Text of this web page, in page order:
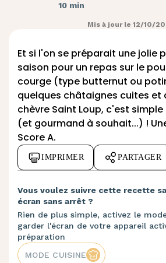
10 min
Mis à jour le 12/10/
Et si l'on se préparait une jolie
saison pour un repas sur le
courge (type butternut ou
quelques châtaignes cuites et
chèvre Saint Loup, c'est
(et gourmand à souhait...) !
Score A.
IMPRIMER PARTAGER
Vous voulez suivre cette recette
écran sans arrêt ?
Rien de plus simple, activez le
garder l'écran de votre appareil
préparation
MODE CUISINE